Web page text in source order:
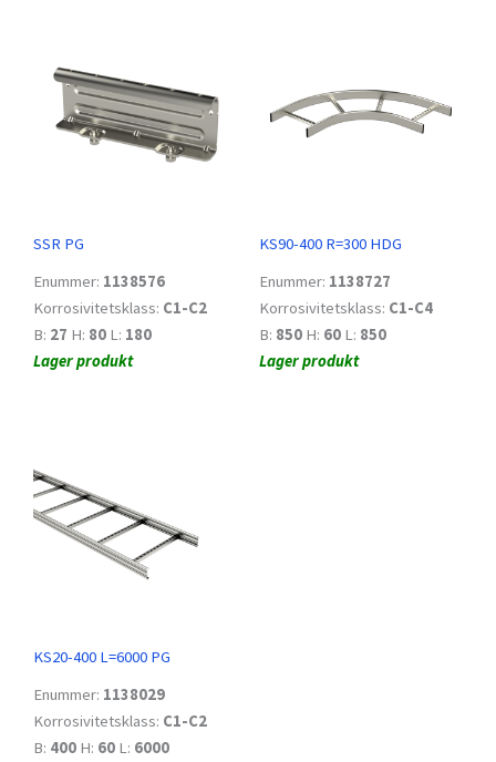
SSR PG
Enummer: 1138576
Korrosivitetsklass: C1-C2
B: 27 H: 80 L: 180
Lager produkt
KS90-400 R=300 HDG
Enummer: 1138727
Korrosivitetsklass: C1-C4
B: 850 H: 60 L: 850
Lager produkt
KS20-400 L=6000 PG
Enummer: 1138029
Korrosivitetsklass: C1-C2
B: 400 H: 60 L: 6000